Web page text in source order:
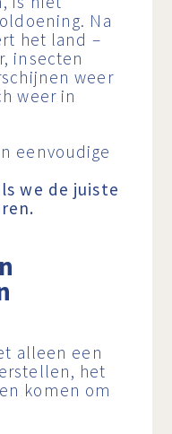
Na
het land –
insecten
weer
weer in
eenvoudige
we de juiste
alleen een
het
komen om